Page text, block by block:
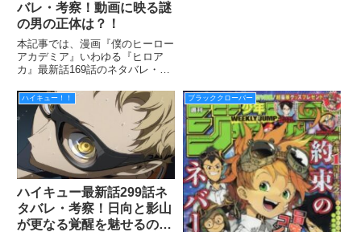
バレ・考察！動画に映る謎
の男の正体は？！
本記事では、漫画『僕のヒーロー
アカデミア』いわゆる『ヒロア
カ』最新話169話のネタバレ・考
168話は、デクの部屋をのぞいて
いた青山。 残されたチーズに意
味深な文字が！ デクに自分と似
た個性を感じていた様です。
ハイキュー！！
ハイキュー最新話299話ネ
タバレ・考察！日向と影山
が更なる覚醒を魅せるの
ブラッククローバー